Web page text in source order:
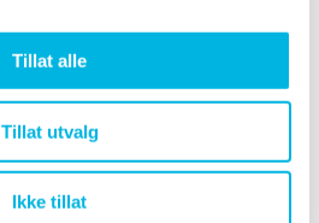
Tillat alle
Tillat utvalg
Ikke tillat
parkerer hos oss!
Mer informasjon om